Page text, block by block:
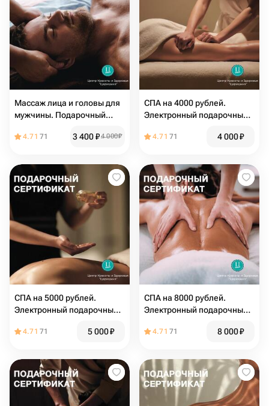
Массаж лица и головы для
мужчины. Подарочный
4.71 71 3 400₽4 000₽
СПА на 4000 рублей.
Электронный подарочный
4.71 71 4 000₽
СПА на 5000 рублей.
Электронный подарочный
4.71 71 5 000₽
СПА на 8000 рублей.
Электронный подарочный
4.71 71 8 000₽